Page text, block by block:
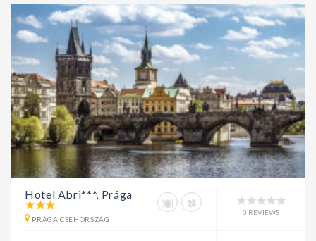
Hotel Abri***, Prága
PRÁGA CSEHORSZÁG
0 REVIEWS